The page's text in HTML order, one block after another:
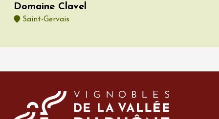
Domaine Clavel
Saint-Gervais